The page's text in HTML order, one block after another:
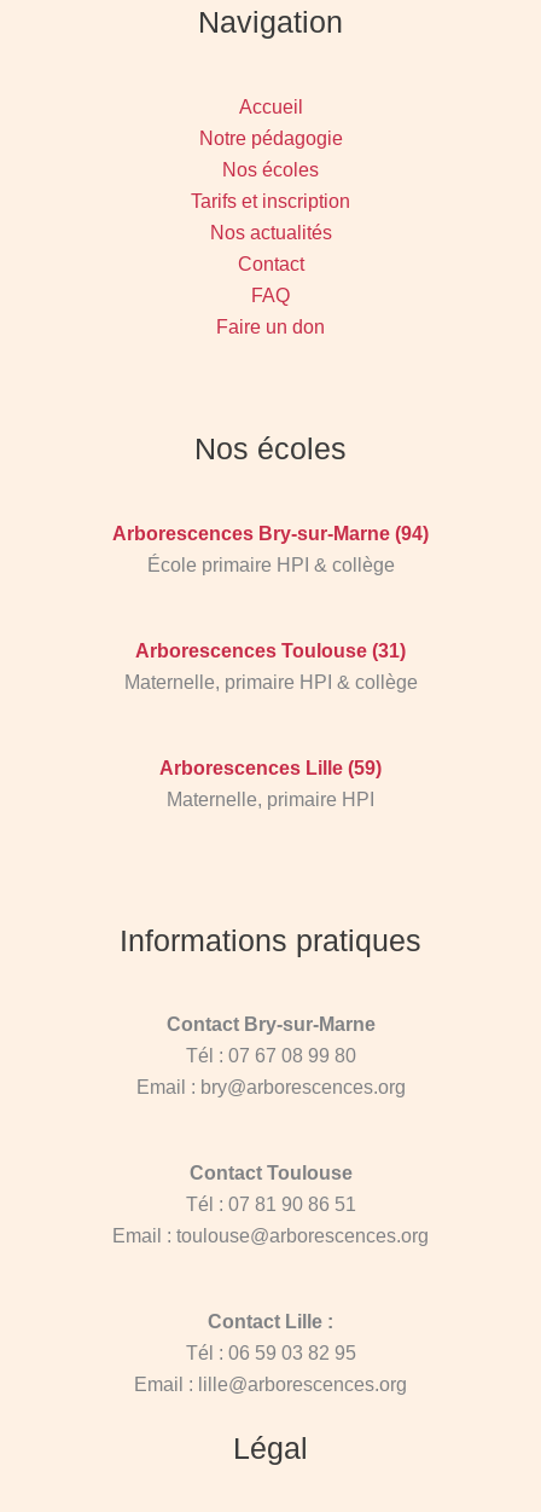
Navigation
Accueil
Notre pédagogie
Nos écoles
Tarifs et inscription
Nos actualités
Contact
FAQ
Faire un don
Nos écoles
Arborescences Bry-sur-Marne (94)
École primaire HPI & collège
Arborescences Toulouse (31)
Maternelle, primaire HPI & collège
Arborescences Lille (59)
Maternelle, primaire HPI
Informations pratiques
Contact Bry-sur-Marne
Tél : 07 67 08 99 80
Email : bry@arborescences.org
Contact Toulouse
Tél : 07 81 90 86 51
Email : toulouse@arborescences.org
Contact Lille :
Tél : 06 59 03 82 95
Email : lille@arborescences.org
Légal